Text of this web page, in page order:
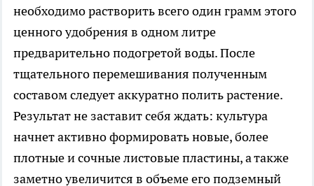
необходимо растворить всего один грамм этого
ценного удобрения в одном литре
предварительно подогретой воды. После
тщательного перемешивания полученным
составом следует аккуратно полить растение.
Результат не заставит себя ждать: культура
начнет активно формировать новые, более
плотные и сочные листовые пластины, а также
заметно увеличится в объеме его подземный